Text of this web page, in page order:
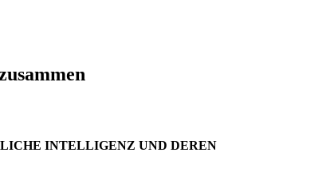
INTELLIGENZ UND DEREN